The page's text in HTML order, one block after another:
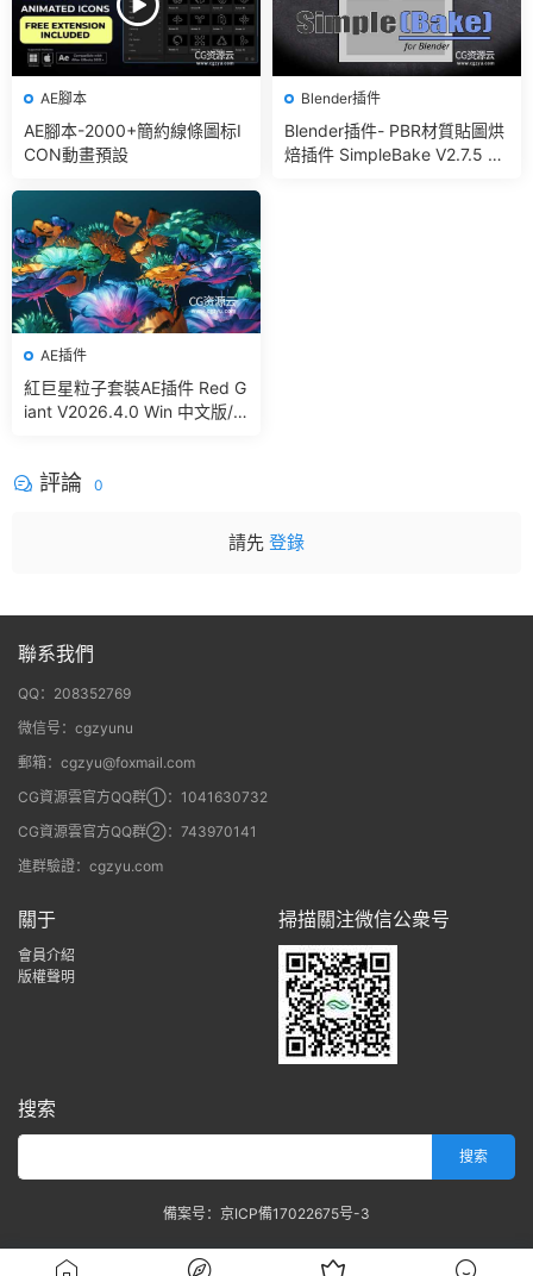
AE腳本
AE腳本-2000+簡約線條圖标I
CON動畫預設
Blender插件
Blender插件- PBR材質貼圖烘
焙插件 SimpleBake V2.7.5 –
AE插件
紅巨星粒子套裝AE插件 Red G
iant V2026.4.0 Win 中文版/
評論 0
請先 登錄
聯系我們
QQ：208352769
微信号：cgzyunu
郵箱：cgzyu@foxmail.com
CG資源雲官方QQ群①：1041630732
CG資源雲官方QQ群②：743970141
進群驗證：cgzyu.com
關于
會員介紹
版權聲明
掃描關注微信公衆号
搜索
備案号：京ICP備17022675号-3